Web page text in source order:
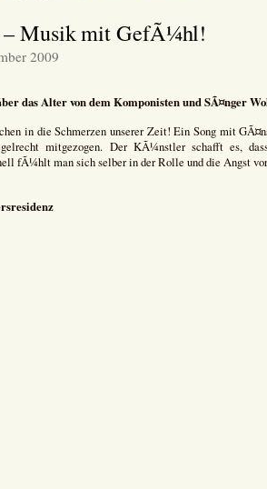
STEHT
– Musik mit GefÃ¼hl!
2009
das Alter von dem Komponisten und SÃ¤nger
in die Schmerzen unserer Zeit! Ein Song mit
mitgezogen. Der KÃ¼nstler schafft es,
fÃ¼hlt man sich selber in der Rolle und die Angst